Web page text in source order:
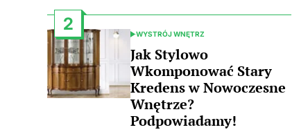
2
POSTED
IN
WYSTRÓJ WNĘTRZ
Jak Stylowo
Wkomponować Stary
Kredens w Nowoczesne
Wnętrze?
Podpowiadamy!